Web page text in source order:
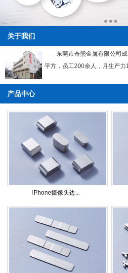
关于我们
东莞市奇熊金属有限公司成
平方，员工200余人，月生产力
产品中心
iPhone摄像头边...